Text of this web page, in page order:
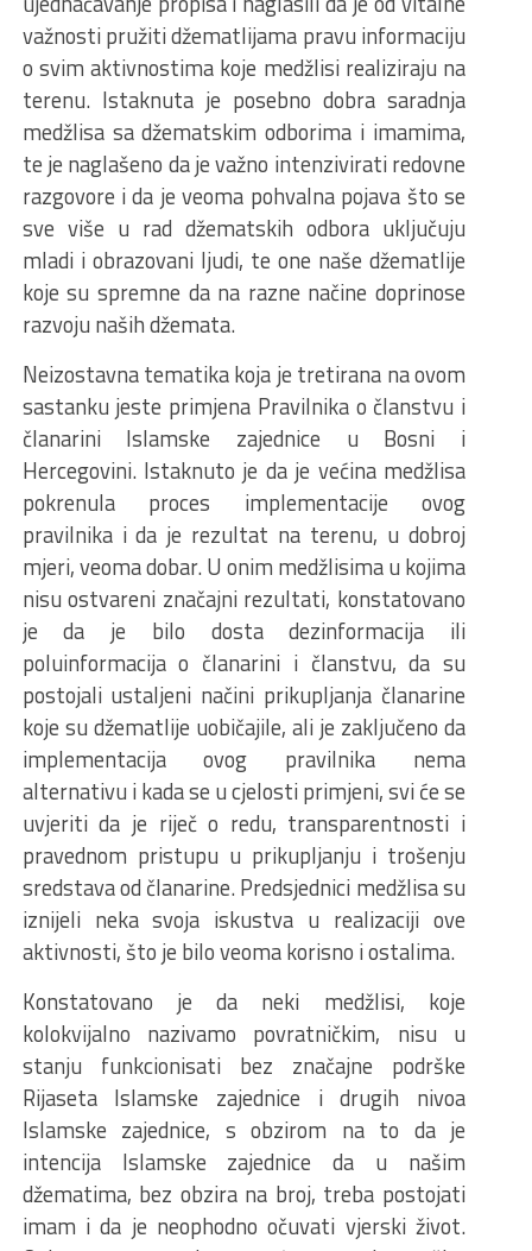
važnosti pružiti džematlijama pravu informaciju
o svim aktivnostima koje medžlisi realiziraju na
terenu. Istaknuta je posebno dobra saradnja
medžlisa sa džematskim odborima i imamima,
te je naglašeno da je važno intenzivirati redovne
razgovore i da je veoma pohvalna pojava što se
sve više u rad džematskih odbora uključuju
mladi i obrazovani ljudi, te one naše džematlije
koje su spremne da na razne načine doprinose
razvoju naših džemata.
Neizostavna tematika koja je tretirana na ovom
sastanku jeste primjena Pravilnika o članstvu i
članarini Islamske zajednice u Bosni i
Hercegovini. Istaknuto je da je većina medžlisa
pokrenula proces implementacije ovog
pravilnika i da je rezultat na terenu, u dobroj
mjeri, veoma dobar. U onim medžlisima u kojima
nisu ostvareni značajni rezultati, konstatovano
je da je bilo dosta dezinformacija ili
poluinformacija o članarini i članstvu, da su
postojali ustaljeni načini prikupljanja članarine
koje su džematlije uobičajile, ali je zaključeno da
implementacija ovog pravilnika nema
alternativu i kada se u cjelosti primjeni, svi će se
uvjeriti da je riječ o redu, transparentnosti i
pravednom pristupu u prikupljanju i trošenju
sredstava od članarine. Predsjednici medžlisa su
iznijeli neka svoja iskustva u realizaciji ove
aktivnosti, što je bilo veoma korisno i ostalima.
Konstatovano je da neki medžlisi, koje
kolokvijalno nazivamo povratničkim, nisu u
stanju funkcionisati bez značajne podrške
Rijaseta Islamske zajednice i drugih nivoa
Islamske zajednice, s obzirom na to da je
intencija Islamske zajednice da u našim
džematima, bez obzira na broj, treba postojati
imam i da je neophodno očuvati vjerski život.